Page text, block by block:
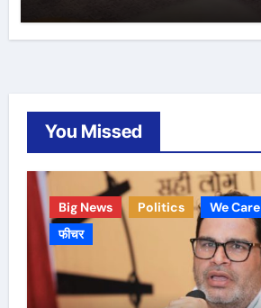
You Missed
Big News Politics We Care
फीचर